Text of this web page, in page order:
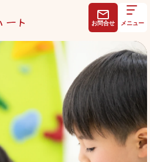
お問合せ メニュー